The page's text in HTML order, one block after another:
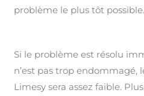
problème le plus tôt possible.
Si le problème est résolu
n’est pas trop endommagé,
Limesy sera assez faible.